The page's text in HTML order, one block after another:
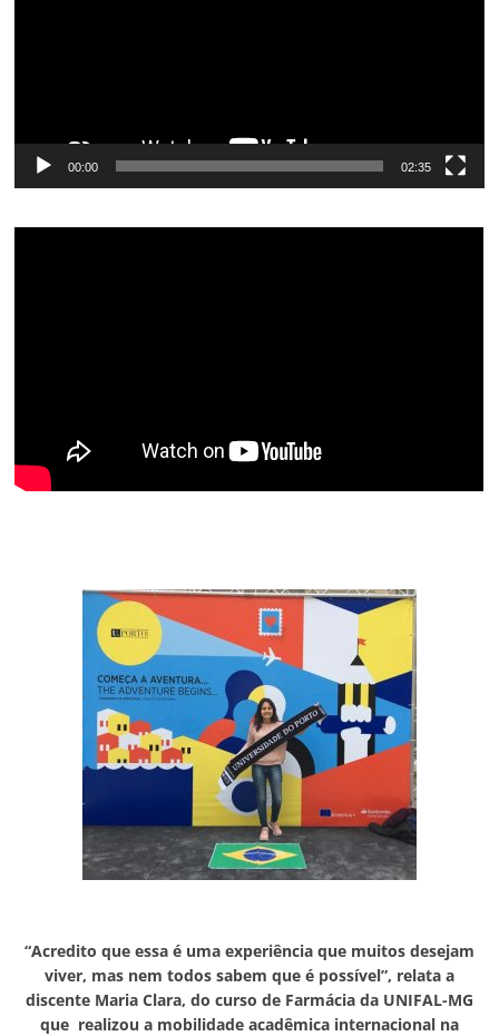
00:00 02:35
“Acredito que essa é uma experiência que muitos desejam
viver, mas nem todos sabem que é possível”, relata a
discente Maria Clara, do curso de Farmácia da UNIFAL-MG
que realizou a mobilidade acadêmica internacional na